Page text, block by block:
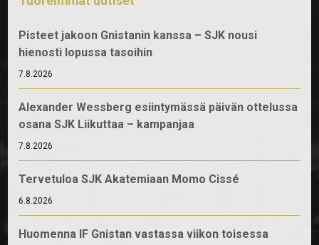
Pisteet jakoon Gnistanin kanssa – SJK nousi
hienosti lopussa tasoihin
7.8.2026
Alexander Wessberg esiintymässä päivän ottelussa
osana SJK Liikuttaa – kampanjaa
7.8.2026
Tervetuloa SJK Akatemiaan Momo Cissé
6.8.2026
Huomenna IF Gnistan vastassa viikon toisessa